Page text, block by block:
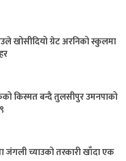
खोसीदियो ग्रेट अरनिको स्कुलमा
किस्मत बन्दै तुलसीपुर उमनपाको
जंगली च्याउको तरकारी खाँदा एक